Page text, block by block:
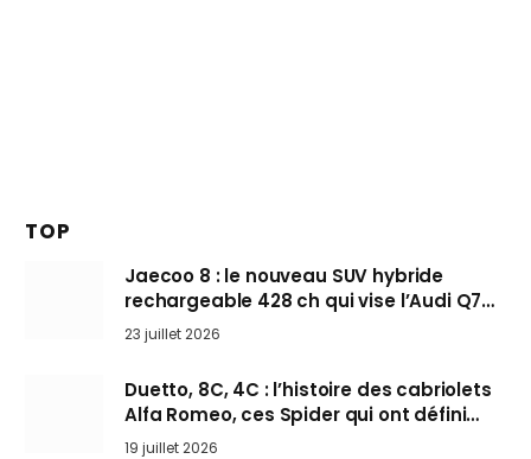
TOP
Jaecoo 8 : le nouveau SUV hybride
rechargeable 428 ch qui vise l’Audi Q7
arrive en Europe cet automne
23 juillet 2026
Duetto, 8C, 4C : l’histoire des cabriolets
Alfa Romeo, ces Spider qui ont défini
l’art de rouler cheveux au vent
19 juillet 2026